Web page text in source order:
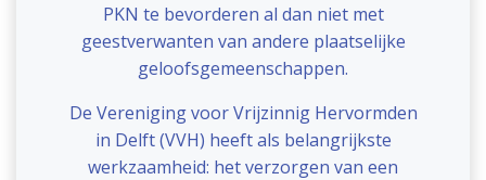
PKN te bevorderen al dan niet met
geestverwanten van andere plaatselijke
geloofsgemeenschappen.
De Vereniging voor Vrijzinnig Hervormden
in Delft (VVH) heeft als belangrijkste
werkzaamheid: het verzorgen van een